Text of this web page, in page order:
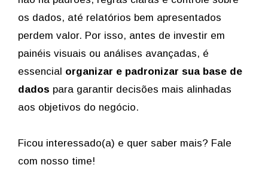
os dados, até relatórios bem apresentados
perdem valor. Por isso, antes de investir em
painéis visuais ou análises avançadas, é
essencial organizar e padronizar sua base de
dados para garantir decisões mais alinhadas
aos objetivos do negócio.
Ficou interessado(a) e quer saber mais? Fale
com nosso time!